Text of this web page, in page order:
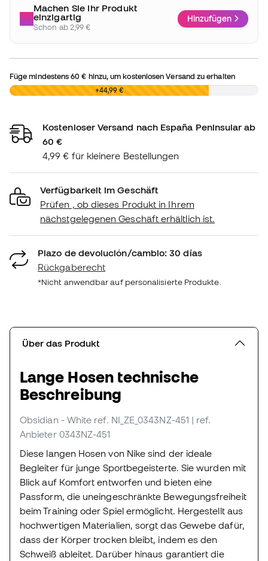
Machen Sie Ihr Produkt
einzigartig
Schon ab 2,99 €
Hinzufügen
Füge mindestens60 € hinzu, um kostenlosen Versand zu erhalten
0,00 € +44,99 €
Kostenloser Versand nach España Peninsular ab
60 €
4,99 € für kleinere Bestellungen
Verfügbarkeit im Geschäft
Prüfen , ob dieses Produkt in Ihrem
nächstgelegenen Geschäft erhältlich ist.
Plazo de devolución/cambio: 30 días
Rückgaberecht
*Nicht anwendbar auf personalisierte Produkte.
Über das Produkt
Lange Hosen technische
Beschreibung
Obsidian - White ref. NI_ZE_0343NZ-451 | ref.
Anbieter 0343NZ-451
Diese langen Hosen von Nike sind der ideale
Begleiter für junge Sportbegeisterte. Sie wurden mit
Blick auf Komfort entworfen und bieten eine
Passform, die uneingeschränkte Bewegungsfreiheit
beim Training oder Spiel ermöglicht. Hergestellt aus
hochwertigen Materialien, sorgt das Gewebe dafür,
dass der Körper trocken bleibt, indem es den
Schweiß ableitet. Darüber hinaus garantiert die